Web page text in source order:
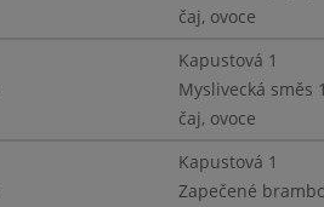
čaj, ovoce
Kapustová 1
Myslivecká směs
čaj, ovoce
Kapustová 1
Zapečené